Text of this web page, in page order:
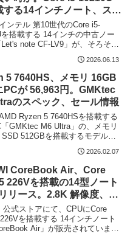
する14インチノート、スペ
まとめ
ンテル 第10世代のCore i5-
を搭載する 14インチの中古ノー
Let's note CF-LV9」が、そろそろ
が付属し、メモリ 8GB /...
2026.06.13
5 7640HS、メモリ 16GB
PCが 56,963円。GMKtec
のスペック、セール情報
Ryzen 5 7640HSを搭載する
「GMKtec M6 Ultra」の、メモリ
SSD 512GBを搭載するモデル
にて 56,963円で販売されて
（2026年2月7日現在）。私...2026.02.07
CoreBook Air、Core
226Vを搭載の14型ノート
リース。2.8K 解像度、
4など従来モデルよ
ックアップ
公式ストアにて、CPUにCore
を搭載する 14インチノート
Air」が販売されていま